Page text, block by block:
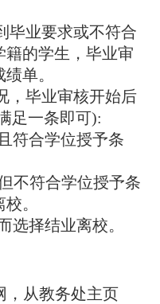
毕业要求或不符合
籍的学生，毕业审
单。
，毕业审核开始后
足一条即可):
符合学位授予条
不符合学位授予条
。
选择结业离校。
，从教务处主页